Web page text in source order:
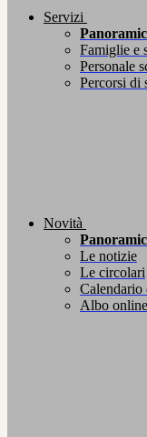
Servizi
Famiglie e
Personale
Percorsi di
Novità
Le notizie
Le circolari
Calendario
Albo online